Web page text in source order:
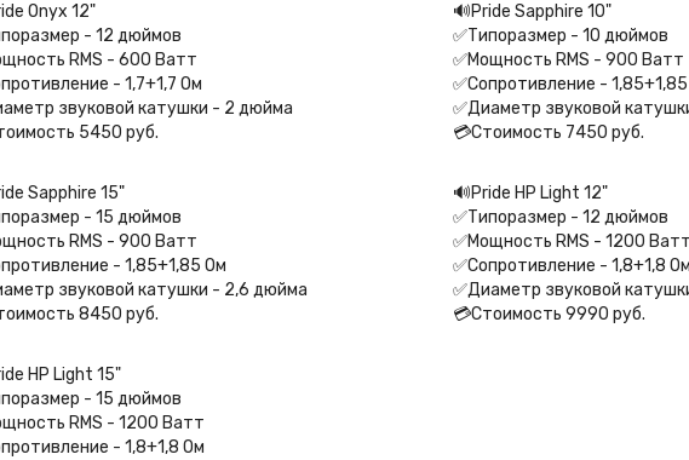
Onyx 12"⁣⁣⠀
- 12 дюймов ⁣⁣⠀
RMS - 600 Ватт ⁣⁣⠀
- 1,7+1,7 Ом ⁣⁣⠀
звуковой катушки - 2 дюйма ⁣⁣⠀
5450 руб.⁣⁣
🔊Pride Sapphire 10"⁣⁣⠀
✅Типоразмер - 10 дюймов ⁣⁣⠀
✅Мощность RMS - 900 Ватт ⁣⁣⠀
✅Сопротивление - 1,85+1,85
✅Диаметр звуковой
💳Стоимость 7450 руб.⁣⁣
Sapphire 15"⁣⁣⠀
- 15 дюймов ⁣⁣⠀
RMS - 900 Ватт ⁣⁣⠀
- 1,85+1,85 Ом ⁣⁣⠀
звуковой катушки - 2,6 дюйма ⁣⁣⠀
8450 руб.⁣⁣
🔊Pride HP Light 12"⁣⁣⠀
✅Типоразмер - 12 дюймов ⁣⁣⠀
✅Мощность RMS - 1200 Ватт
✅Сопротивление - 1,8+1,8 Ом
✅Диаметр звуковой
💳Стоимость 9990 руб.⁣⁣
HP Light 15"⁣⁣⠀
- 15 дюймов ⁣⁣⠀
RMS - 1200 Ватт ⁣⁣⠀
- 1,8+1,8 Ом ⁣⁣⠀